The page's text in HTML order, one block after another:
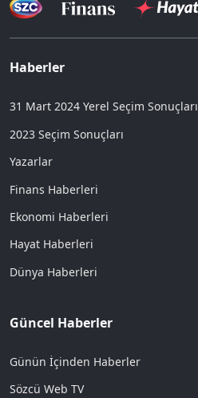
Haberler
31 Mart 2024 Yerel Seçim Sonuçları
2023 Seçim Sonuçları
Yazarlar
Finans Haberleri
Ekonomi Haberleri
Hayat Haberleri
Dünya Haberleri
Güncel Haberler
Günün İçinden Haberler
Sözcü Web TV